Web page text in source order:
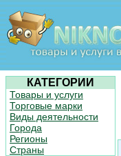
КАТЕГОРИИ
Товары и услуги
Торговые марки
Виды деятельности
Города
Регионы
Страны